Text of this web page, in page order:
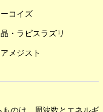
コイズ
・ラピスラズリ
メジスト